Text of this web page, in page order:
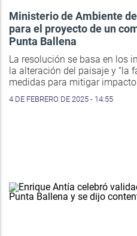
Ministerio de Ambiente
para el proyecto de un
Punta Ballena
La resolución se basa en los
la alteración del paisaje y “la
medidas para mitigar
4 DE FEBRERO DE 2025 - 14:55